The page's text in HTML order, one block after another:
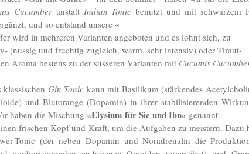
Cucumber anstatt Indian Tonic benutzt und mit schwarzem
und so entstand unsere «
wird in mehreren Varianten angeboten und es lohnt sich, zu
(nussig und fruchtig zugleich, warm, sehr intensiv) oder Timut-
Aroma bestens zu der süsseren Varianten mit Cucumis
Gin Tonic kann mit Basilikum (stärkendes
und Blutorange (Dopamin) in ihrer stabilisierenden
haben die Mischung «Elysium für Sie und Ihn» genannt.
frischen Kopf und Kraft, um die Aufgaben zu meistern. Dazu
Tonic (der neben Dopamin und Noradrenalin die